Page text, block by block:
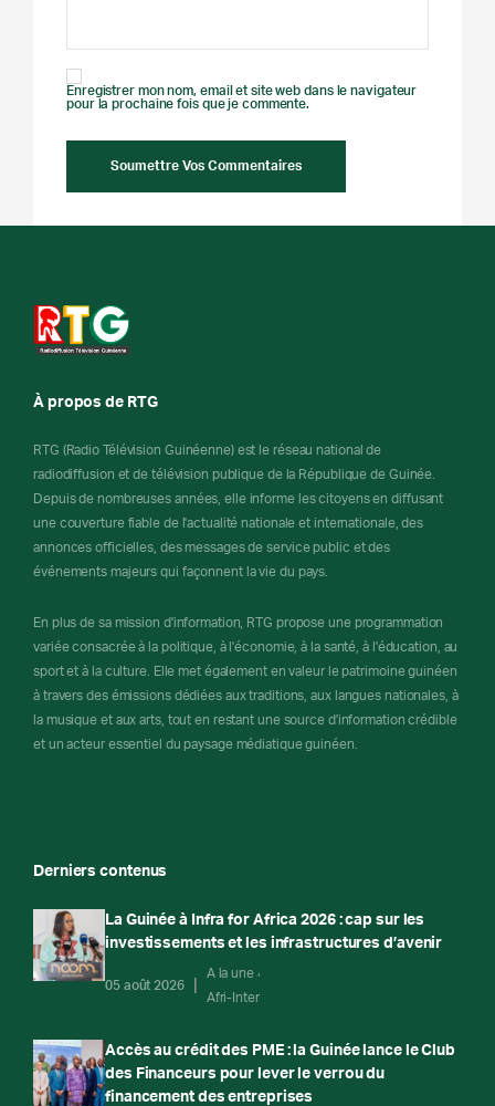
Enregistrer mon nom, email et site web dans le navigateur
pour la prochaine fois que je commente.
À propos de RTG
RTG (Radio Télévision Guinéenne) est le réseau national de
radiodiffusion et de télévision publique de la République de Guinée.
Depuis de nombreuses années, elle informe les citoyens en diffusant
une couverture fiable de l'actualité nationale et internationale, des
annonces officielles, des messages de service public et des
événements majeurs qui façonnent la vie du pays.
En plus de sa mission d'information, RTG propose une programmation
variée consacrée à la politique, à l'économie, à la santé, à l'éducation, au
sport et à la culture. Elle met également en valeur le patrimoine guinéen
à travers des émissions dédiées aux traditions, aux langues nationales, à
la musique et aux arts, tout en restant une source d'information crédible
et un acteur essentiel du paysage médiatique guinéen.
Derniers contenus
La Guinée à Infra for Africa 2026 : cap sur les
investissements et les infrastructures d’avenir
05 août 2026
A la une
Afri-Inter
Accès au crédit des PME : la Guinée lance le Club
des Financeurs pour lever le verrou du
financement des entreprises